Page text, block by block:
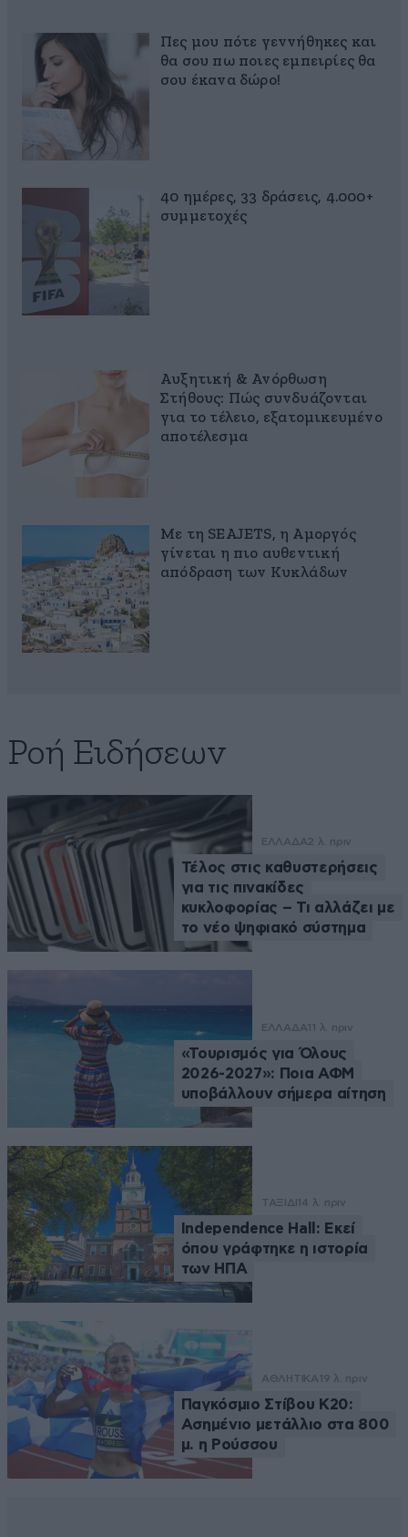
Πες μου πότε γεννήθηκες και
θα σου πω ποιες εμπειρίες θα
σου έκανα δώρο!
40 ημέρες, 33 δράσεις, 4.000+
συμμετοχές
Αυξητική & Ανόρθωση
Στήθους: Πώς συνδυάζονται
για το τέλειο, εξατομικευμένο
αποτέλεσμα
Με τη SEAJETS, η Αμοργός
γίνεται η πιο αυθεντική
απόδραση των Κυκλάδων
Ροή Ειδήσεων
ΕΛΛΑΔΑ2 λ. πριν
Τέλος στις καθυστερήσεις
για τις πινακίδες
κυκλοφορίας – Τι αλλάζει με
το νέο ψηφιακό σύστημα
ΕΛΛΑΔΑ 11 λ. πριν
«Τουρισμός για Όλους
2026-2027»: Ποια ΑΦΜ
υποβάλλουν σήμερα αίτηση
ΤΑΞΙΔΙ 14 λ. πριν
Independence Hall: Εκεί
όπου γράφτηκε η ιστορία
των ΗΠΑ
ΑΘΛΗΤΙΚΑ 19 λ. πριν
Παγκόσμιο Στίβου Κ20:
Ασημένιο μετάλλιο στα 800
μ. η Ρούσσου